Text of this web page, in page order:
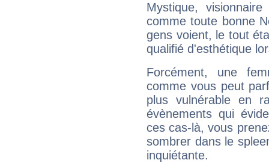
Mystique,
comme toute bonne
gens voient, le tout
qualifié d'esthétique
Forcément, une
comme vous peut
plus vulnérable en
évènements qui
ces cas-là, vous
sombrer dans le
inquiétante.